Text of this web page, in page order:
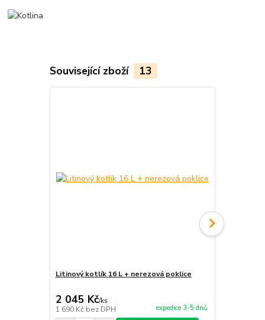
Související zboží 13
Litinový kotlík 16 L + nerezová poklice
2 045 Kč/ks
1 690 Kč bez DPH expedice 3-5 dnů